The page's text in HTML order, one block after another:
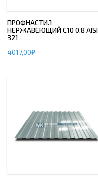
ПРОФНАСТИЛ
НЕРЖАВЕЮЩИЙ С10 0.8 AISI
321
4017,00₽